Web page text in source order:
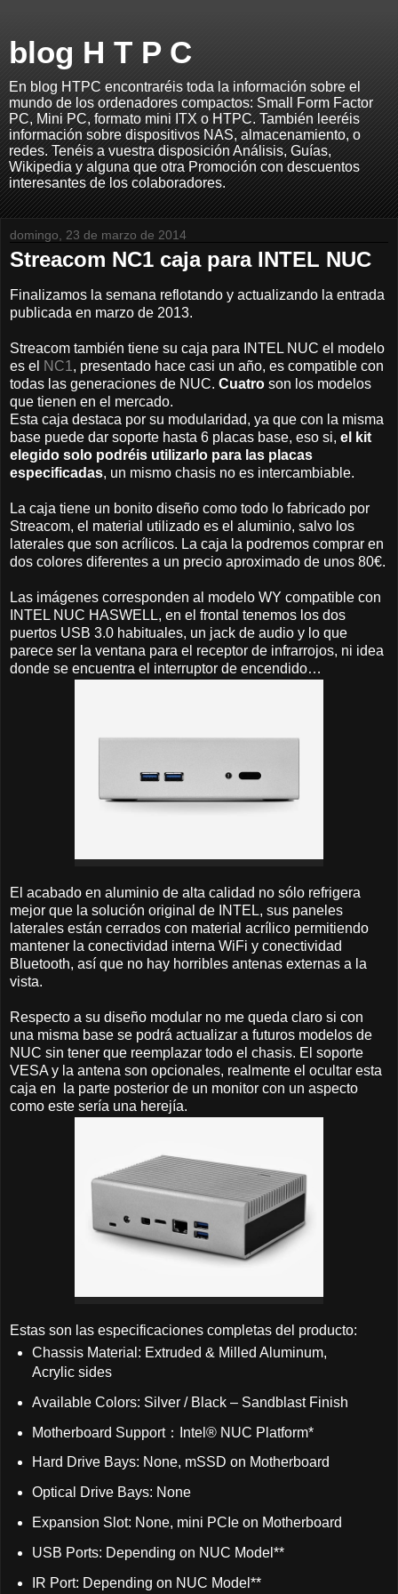
blog H T P C
En blog HTPC encontraréis toda la información sobre el
mundo de los ordenadores compactos: Small Form Factor
PC, Mini PC, formato mini ITX o HTPC. También leeréis
información sobre dispositivos NAS, almacenamiento, o
redes. Tenéis a vuestra disposición Análisis, Guías,
Wikipedia y alguna que otra Promoción con descuentos
interesantes de los colaboradores.
domingo, 23 de marzo de 2014
Streacom NC1 caja para INTEL NUC
Finalizamos la semana reflotando y actualizando la entrada
publicada en marzo de 2013.
Streacom también tiene su caja para INTEL NUC el modelo
es el NC1 , presentado hace casi un año, es compatible con
todas las generaciones de NUC. Cuatro son los modelos
que tienen en el mercado.
Esta caja destaca por su modularidad, ya que con la misma
base puede dar soporte hasta 6 placas base, eso si, el kit
elegido solo podréis utilizarlo para las placas
especificadas, un mismo chasis no es intercambiable.
La caja tiene un bonito diseño como todo lo fabricado por
Streacom, el material utilizado es el aluminio, salvo los
laterales que son acrílicos. La caja la podremos comprar en
dos colores diferentes a un precio aproximado de unos 80€.
Las imágenes corresponden al modelo WY compatible con
INTEL NUC HASWELL, en el frontal tenemos los dos
puertos USB 3.0 habituales, un jack de audio y lo que
parece ser la ventana para el receptor de infrarrojos, ni idea
donde se encuentra el interruptor de encendido…
El acabado en aluminio de alta calidad no sólo refrigera
mejor que la solución original de INTEL, sus paneles
laterales están cerrados con material acrílico permitiendo
mantener la conectividad interna WiFi y conectividad
Bluetooth, así que no hay horribles antenas externas a la
vista.
Respecto a su diseño modular no me queda claro si con
una misma base se podrá actualizar a futuros modelos de
NUC sin tener que reemplazar todo el chasis. El soporte
VESA y la antena son opcionales, realmente el ocultar esta
caja en la parte posterior de un monitor con un aspecto
como este sería una herejía.
Estas son las especificaciones completas del producto:
Chassis Material: Extruded & Milled Aluminum,
Acrylic sides
Available Colors: Silver / Black – Sandblast Finish
Motherboard Support：Intel® NUC Platform*
Hard Drive Bays: None, mSSD on Motherboard
Optical Drive Bays: None
Expansion Slot: None, mini PCIe on Motherboard
USB Ports: Depending on NUC Model**
IR Port: Depending on NUC Model**